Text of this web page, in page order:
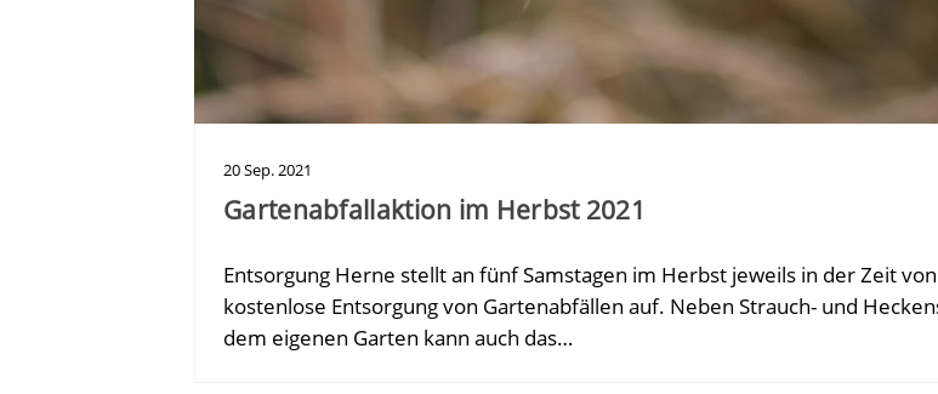
20Sep.2021
Gartenabfallaktion im Herbst 2021
Entsorgung Herne stellt an fünf Samstagen im Herbst jeweils in der Zeit
kostenlose Entsorgung von Gartenabfällen auf. Neben Strauch- und
dem eigenen Garten kann auch das…